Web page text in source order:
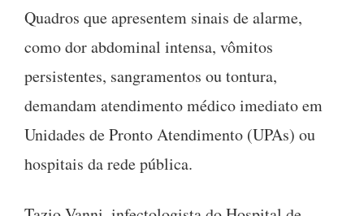
Quadros que apresentem sinais de alarme,
como dor abdominal intensa, vômitos
persistentes, sangramentos ou tontura,
demandam atendimento médico imediato em
Unidades de Pronto Atendimento (UPAs) ou
hospitais da rede pública.